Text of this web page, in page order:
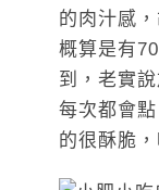
的肉汁感
概算是有
到，老實
每次都會
的很酥脆